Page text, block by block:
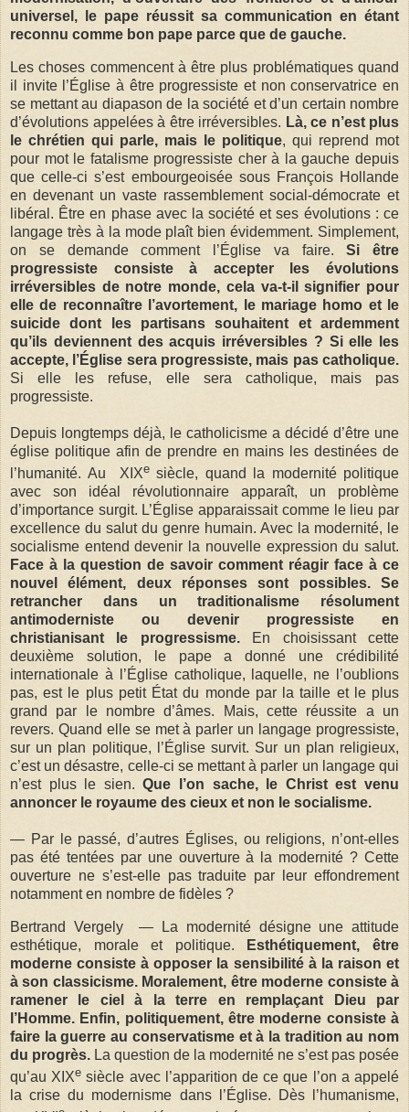
universel, le pape réussit sa communication en étant
reconnu comme bon pape parce que de gauche.
Les choses commencent à être plus problématiques quand
il invite l’Église à être progressiste et non conservatrice en
se mettant au diapason de la société et d’un certain nombre
d’évolutions appelées à être irréversibles. Là, ce n’est plus
le chrétien qui parle, mais le politique, qui reprend mot
pour mot le fatalisme progressiste cher à la gauche depuis
que celle-ci s’est embourgeoisée sous François Hollande
en devenant un vaste rassemblement social-démocrate et
libéral. Être en phase avec la société et ses évolutions : ce
langage très à la mode plaît bien évidemment. Simplement,
on se demande comment l’Église va faire. Si être
progressiste consiste à accepter les évolutions
irréversibles de notre monde, cela va-t-il signifier pour
elle de reconnaître l’avortement, le mariage homo et le
suicide dont les partisans souhaitent et ardemment
qu’ils deviennent des acquis irréversibles ? Si elle les
accepte, l’Église sera progressiste, mais pas catholique.
Si elle les refuse, elle sera catholique, mais pas
progressiste.
Depuis longtemps déjà, le catholicisme a décidé d’être une
église politique afin de prendre en mains les destinées de
l’humanité. Au XIXesiècle, quand la modernité politique
avec son idéal révolutionnaire apparaît, un problème
d’importance surgit. L’Église apparaissait comme le lieu par
excellence du salut du genre humain. Avec la modernité, le
socialisme entend devenir la nouvelle expression du salut.
Face à la question de savoir comment réagir face à ce
nouvel élément, deux réponses sont possibles. Se
retrancher dans un traditionalisme résolument
antimoderniste ou devenir progressiste en
christianisant le progressisme.En choisissant cette
deuxième solution, le pape a donné une crédibilité
internationale à l’Église catholique, laquelle, ne l’oublions
pas, est le plus petit État du monde par la taille et le plus
grand par le nombre d’âmes. Mais, cette réussite a un
revers. Quand elle se met à parler un langage progressiste,
sur un plan politique, l’Église survit. Sur un plan religieux,
c’est un désastre, celle-ci se mettant à parler un langage qui
n’est plus le sien.Que l’on sache, le Christ est venu
annoncer le royaume des cieux et non le socialisme.
— Par le passé, d’autres Églises, ou religions, n’ont-elles
pas été tentées par une ouverture à la modernité ? Cette
ouverture ne s’est-elle pas traduite par leur effondrement
notamment en nombre de fidèles ?
Bertrand Vergely — La modernité désigne une attitude
esthétique, morale et politique.
Esthétiquement, être
moderne consiste à opposer la sensibilité à la raison et
à son classicisme. Moralement, être moderne consiste à
ramener le ciel à la terre en remplaçant Dieu par
l’Homme. Enfin, politiquement, être moderne consiste à
faire la guerre au conservatisme et à la tradition au nom
du progrès. La question de la modernité ne s’est pas posée
qu’au XIXe siècle avec l’apparition de ce que l’on a appelé
la crise du modernisme dans l’Église. Dès l’humanisme,